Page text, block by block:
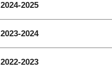
2024-2025
2023-2024
2022-2023